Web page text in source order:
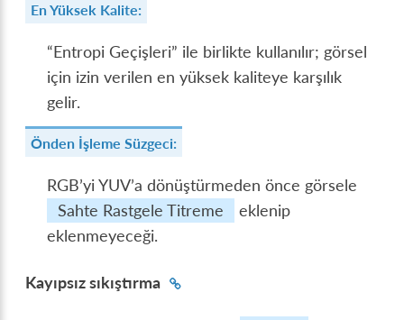
En Yüksek Kalite:
“Entropi Geçişleri” ile birlikte kullanılır; görsel
için izin verilen en yüksek kaliteye karşılık
gelir.
Önden İşleme Süzgeci:
RGB’yi YUV’a dönüştürmeden önce görsele
Sahte Rastgele Titreme
eklenip
eklenmeyeceği.
Kayıpsız sıkıştırma